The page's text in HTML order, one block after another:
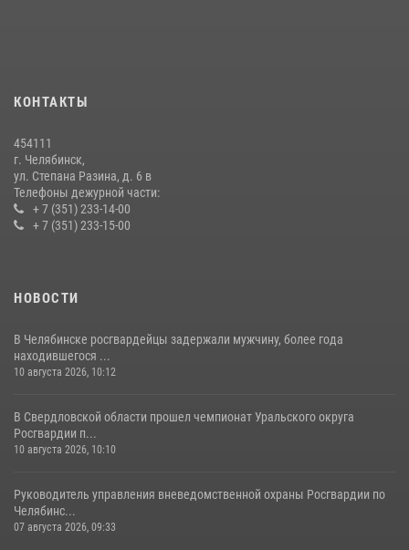
14 июля 2026, 05:15
КОНТАКТЫ
454111
г. Челябинск,
ул. Степана Разина, д. 6 в
Телефоны дежурной части:
+ 7 (351) 233-14-00
+ 7 (351) 233-15-00
НОВОСТИ
В Челябинске росгвардейцы задержали мужчину, более года
находившегося ...
10 августа 2026, 10:12
В Свердловской области прошел чемпионат Уральского округа
Росгвардии п...
10 августа 2026, 10:10
Руководитель управления вневедомственной охраны Росгвардии по
Челябинс...
07 августа 2026, 09:33